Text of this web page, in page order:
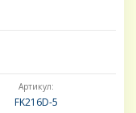
Артикул:
FK216D-5